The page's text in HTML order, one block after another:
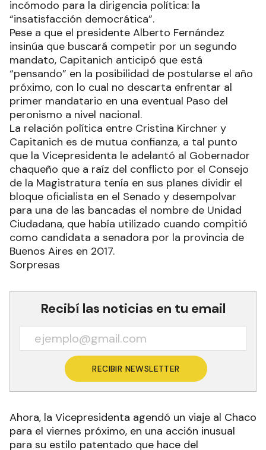
incómodo para la dirigencia política: la
“insatisfacción democrática”.
Pese a que el presidente Alberto Fernández
insinúa que buscará competir por un segundo
mandato, Capitanich anticipó que está
“pensando” en la posibilidad de postularse el año
próximo, con lo cual no descarta enfrentar al
primer mandatario en una eventual Paso del
peronismo a nivel nacional.
La relación política entre Cristina Kirchner y
Capitanich es de mutua confianza, a tal punto
que la Vicepresidenta le adelantó al Gobernador
chaqueño que a raíz del conflicto por el Consejo
de la Magistratura tenía en sus planes dividir el
bloque oficialista en el Senado y desempolvar
para una de las bancadas el nombre de Unidad
Ciudadana, que había utilizado cuando compitió
como candidata a senadora por la provincia de
Buenos Aires en 2017.
Sorpresas
Recibí las noticias en tu email
RECIBIR NEWSLETTER
Ahora, la Vicepresidenta agendó un viaje al Chaco
para el viernes próximo, en una acción inusual
para su estilo patentado que hace del